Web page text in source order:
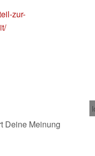
zur-
Deine Meinung